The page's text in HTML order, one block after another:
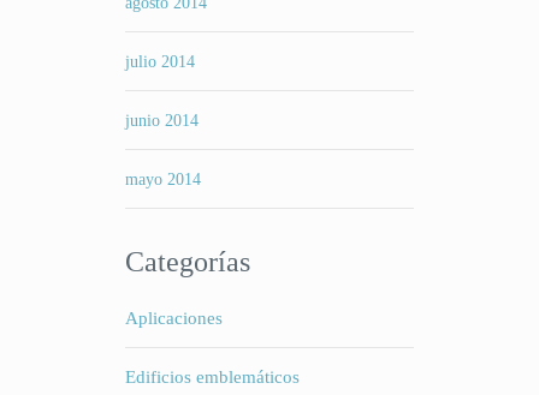
julio 2014
junio 2014
mayo 2014
Categorías
Aplicaciones
Edificios emblemáticos